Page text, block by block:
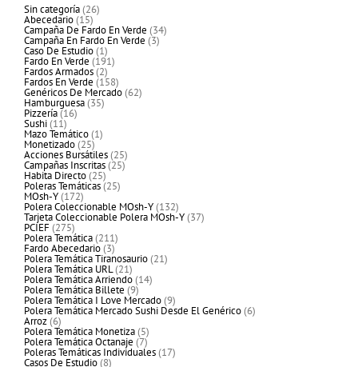
Sin categoría 2626
productos
Abecedario 1515
productos
Campaña De Fardo En Verde 3434
productos
Campaña En Fardo En Verde 33
productos
Caso De Estudio 11
producto
Fardo En Verde 191191
productos
Fardos Armados 22
productos
Fardos En Verde 158158
productos
Genéricos De Mercado 6262
productos
Hamburguesa 3535
productos
Pizzería 1616
productos
Sushi 1111
productos
Mazo Temático 11
producto
Monetizado 2525
productos
Acciones Bursátiles 2525
productos
Campañas Inscritas 2525
productos
Habita Directo 2525
productos
Poleras Temáticas 2525
productos
MOsh-Y 172172
productos
Polera Coleccionable MOsh-Y 132132
productos
Tarjeta Coleccionable Polera MOsh-Y 3737
productos
PCIEF 275275
productos
Polera Temática 211211
productos
Fardo Abecedario 33
productos
Polera Temática Tiranosaurio 2121
productos
Polera Temática URL 2121
productos
Polera Temática Arriendo 1414
productos
Polera Temática Billete 99
productos
Polera Temática I Love Mercado 99
productos
Polera Temática Mercado Sushi Desde El Genérico 66
productos
Arroz 66
productos
Polera Temática Monetiza 55
productos
Polera Temática Octanaje 77
productos
Poleras Temáticas Individuales 1717
productos
Casos De Estudio 88